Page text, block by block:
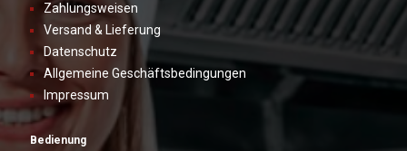
Zahlungsweisen
Versand & Lieferung
Datenschutz
Allgemeine Geschäftsbedingungen
Impressum
Bedienung